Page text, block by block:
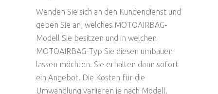
Wenden Sie sich an den Kundendienst und
geben Sie an, welches MOTOAIRBAG-
Modell Sie besitzen und in welchen
MOTOAIRBAG-Typ Sie diesen umbauen
lassen möchten. Sie erhalten dann sofort
ein Angebot. Die Kosten für die
Umwandlung variieren je nach Modell.